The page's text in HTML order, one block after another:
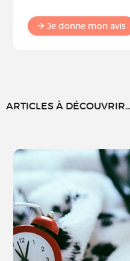
Je donne mon avis
ARTICLES À DÉCOUVRIR...